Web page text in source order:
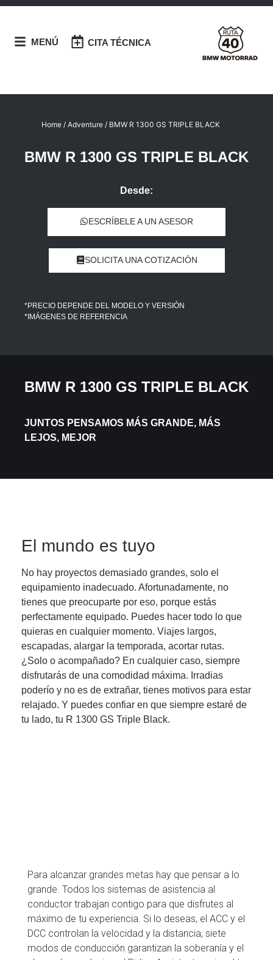
MENÚ CITA TÉCNICA
Home/ Adventure/ BMW R 1300 GS TRIPLE BLACK
BMW R 1300 GS TRIPLE BLACK
Desde:
ESCRÍBELE A UN ASESOR
SOLICITA UNA COTIZACIÓN
*PRECIO DEPENDE DEL MODELO Y VERSIÓN
*IMÁGENES DE REFERENCIA
BMW R 1300 GS TRIPLE BLACK
JUNTOS PENSAMOS MÁS GRANDE, MÁS
LEJOS, MEJOR
El mundo es tuyo
No hay proyectos demasiado grandes, solo el
equipamiento inadecuado. Afortunadamente, no
tienes que preocuparte por eso, porque estás
perfectamente equipado. Puedes hacer todo lo que
quieras en cualquier momento. Viajes largos,
escapadas, alargar la temporada, acortar rutas.
¿Solo o acompañado? En cualquier caso, siempre
disfrutarás de una comodidad máxima. Irradias
poderío y no es de extrañar, tienes motivos para estar
relajado. Y puedes confiar en que siempre estaré de
tu lado, tu R 1300 GS Triple Black.
Para alcanzar grandes metas hay que pensar a lo
grande. Todos los sistemas de asistencia al
conductor trabajan contigo para que disfrutes al
máximo de tu experiencia. Si lo deseas, el ACC y el
DCC controlan la velocidad y la distancia, siete
modos de conducción garantizan la soberanía y el